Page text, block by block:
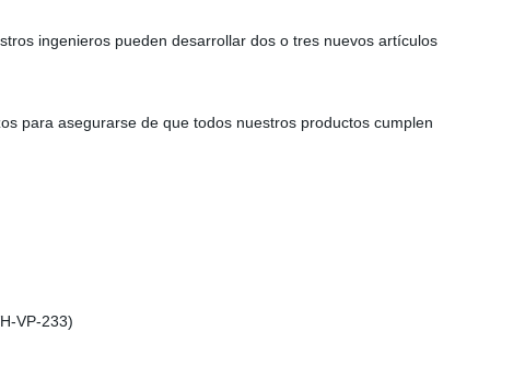
ingenieros pueden desarrollar dos o tres nuevos artículos
para asegurarse de que todos nuestros productos cumplen